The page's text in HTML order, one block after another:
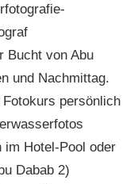
Bucht von Abu
und Nachmittag.
persönlich
im Hotel-Pool oder
Dabab 2)